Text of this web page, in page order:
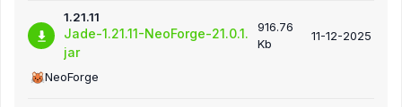
1.21.11
Jade-1.21.11-NeoForge-21.0.1.
jar
NeoForge
916.76
Kb
11-12-2025